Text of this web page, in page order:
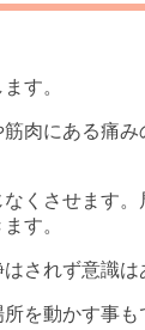
す。
肉にある痛
くさせます
す。
されず意識は
を動かす事も